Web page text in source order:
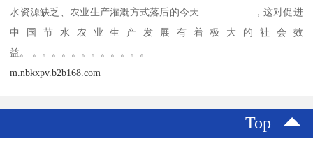
水资源缺乏、农业生产灌溉方式落后的今天 ，这对促进
中国节水农业生产发展有着极大的社会效
益。 。。。。。。。。。。。。
m.nbkxpv.b2b168.com
Top